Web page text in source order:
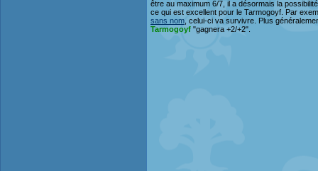
être au maximum 6/7, il a désormais la
ce qui est excellent pour le Tarmogoyf. Par
sans nom , celui-ci va survivre. Plus
Tarmogoyf "gagnera +2/+2".